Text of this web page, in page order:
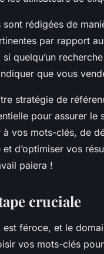
rédigées de
par rapport
quelqu’un
que vous
stratégie de
pour assurer le
vos mots-clés, de
d’optimiser vos
paiera !
cruciale
féroce, et le
vos mots-clés